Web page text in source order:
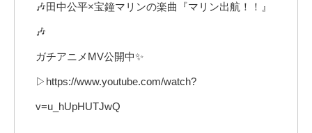
🎶田中公平×宝鐘マリンの楽曲『マリン出航！！』
🎶
ガチアニメMV公開中✨
▷https://www.youtube.com/watch?
v=u_hUpHUTJwQ